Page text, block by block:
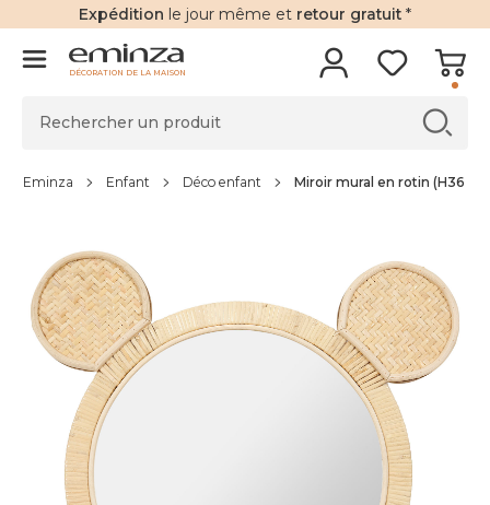
Expédition le jour même et retour gratuit *
DÉCORATION DE LA MAISON
Eminza Enfant Déco enfant Miroir mural en rotin (H36